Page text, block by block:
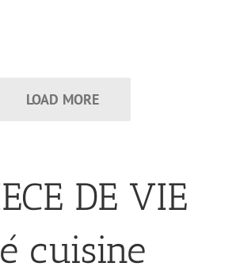
LOAD MORE
DE VIE
cuisine